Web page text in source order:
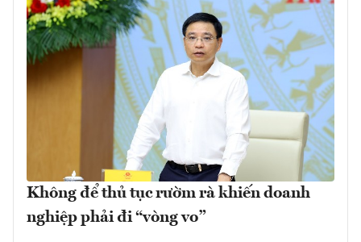
Không để thủ tục rườm rà khiến doanh
nghiệp phải đi “vòng vo”